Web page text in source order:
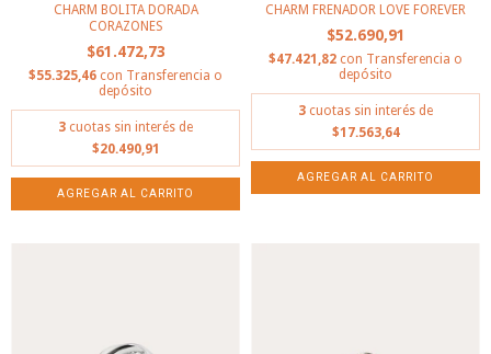
CHARM BOLITA DORADA
CORAZONES
$61.472,73
$55.325,46 con Transferencia o
depósito
3 cuotas sin interés de
$20.490,91
CHARM FRENADOR LOVE FOREVER
$52.690,91
$47.421,82 con Transferencia o
depósito
3 cuotas sin interés de
$17.563,64